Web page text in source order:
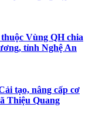
Vùng QH chia
tỉnh Nghệ An
tạo, nâng cấp cơ
Thiệu Quang